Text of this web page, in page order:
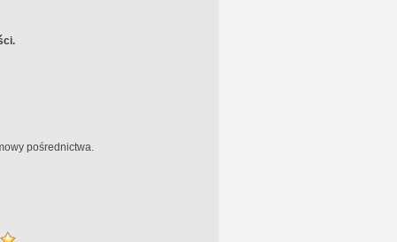
pośrednictwa.